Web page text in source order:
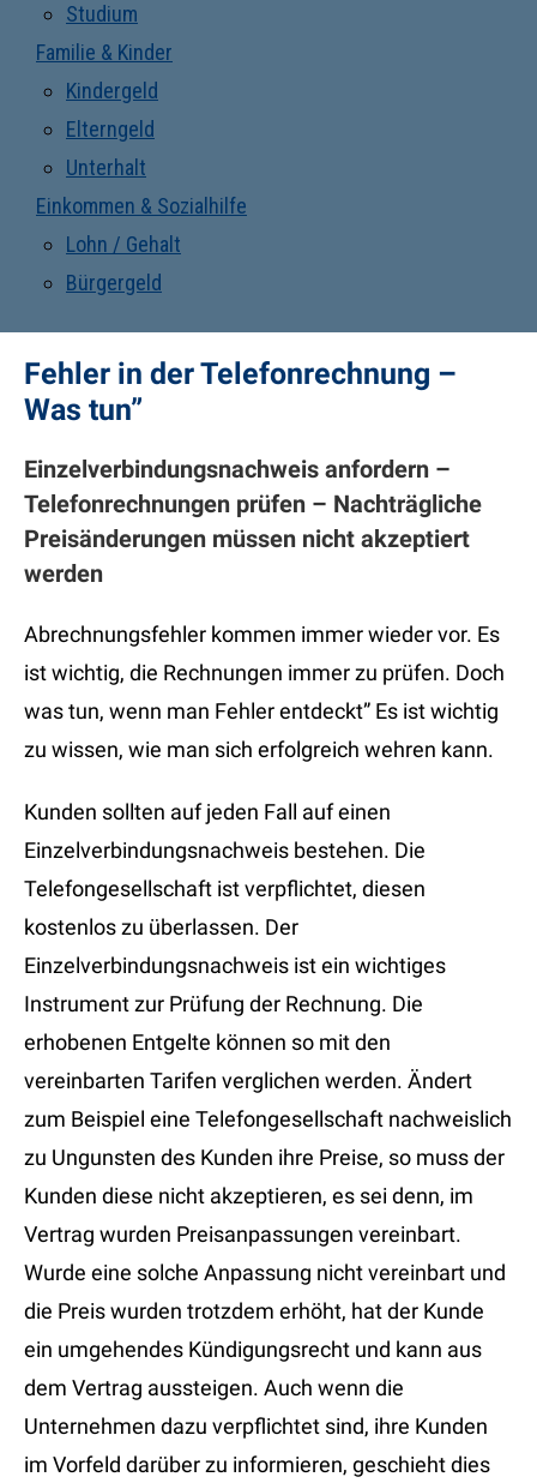
Studium
Familie & Kinder
Kindergeld
Elterngeld
Unterhalt
Einkommen & Sozialhilfe
Lohn / Gehalt
Bürgergeld
Fehler in der Telefonrechnung –
Was tun”
Einzelverbindungsnachweis anfordern –
Telefonrechnungen prüfen – Nachträgliche
Preisänderungen müssen nicht akzeptiert
werden
Abrechnungsfehler kommen immer wieder vor. Es
ist wichtig, die Rechnungen immer zu prüfen. Doch
was tun, wenn man Fehler entdeckt” Es ist wichtig
zu wissen, wie man sich erfolgreich wehren kann.
Kunden sollten auf jeden Fall auf einen
Einzelverbindungsnachweis bestehen. Die
Telefongesellschaft ist verpflichtet, diesen
kostenlos zu überlassen. Der
Einzelverbindungsnachweis ist ein wichtiges
Instrument zur Prüfung der Rechnung. Die
erhobenen Entgelte können so mit den
vereinbarten Tarifen verglichen werden. Ändert
zum Beispiel eine Telefongesellschaft nachweislich
zu Ungunsten des Kunden ihre Preise, so muss der
Kunden diese nicht akzeptieren, es sei denn, im
Vertrag wurden Preisanpassungen vereinbart.
Wurde eine solche Anpassung nicht vereinbart und
die Preis wurden trotzdem erhöht, hat der Kunde
ein umgehendes Kündigungsrecht und kann aus
dem Vertrag aussteigen. Auch wenn die
Unternehmen dazu verpflichtet sind, ihre Kunden
im Vorfeld darüber zu informieren, geschieht dies